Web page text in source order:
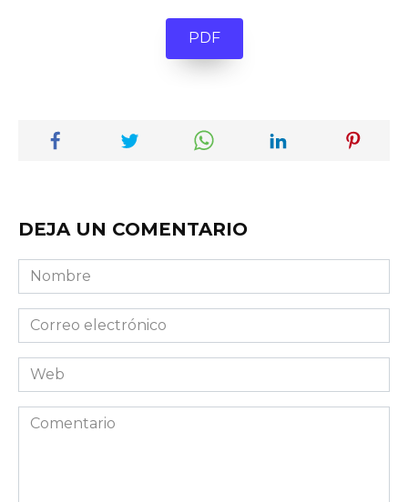
PDF
DEJA UN COMENTARIO
Nombre
Correo
electrónico
Web
Comentario